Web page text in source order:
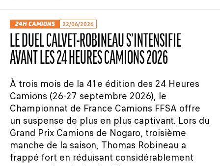
24H CAMIONS 22/06/2026
LE DUEL CALVET-ROBINEAU S’INTENSIFIE
AVANT LES 24 HEURES CAMIONS 2026
À trois mois de la 41e édition des 24 Heures
Camions (26-27 septembre 2026), le
Championnat de France Camions FFSA offre
un suspense de plus en plus captivant. Lors du
Grand Prix Camions de Nogaro, troisième
manche de la saison, Thomas Robineau a
frappé fort en réduisant considérablement